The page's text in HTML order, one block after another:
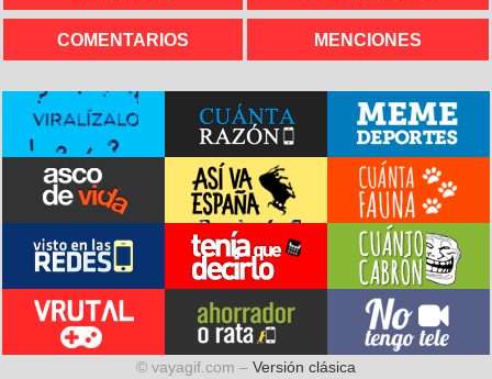
COMENTARIOS MENCIONES
© vayagif.com – Versión clásica